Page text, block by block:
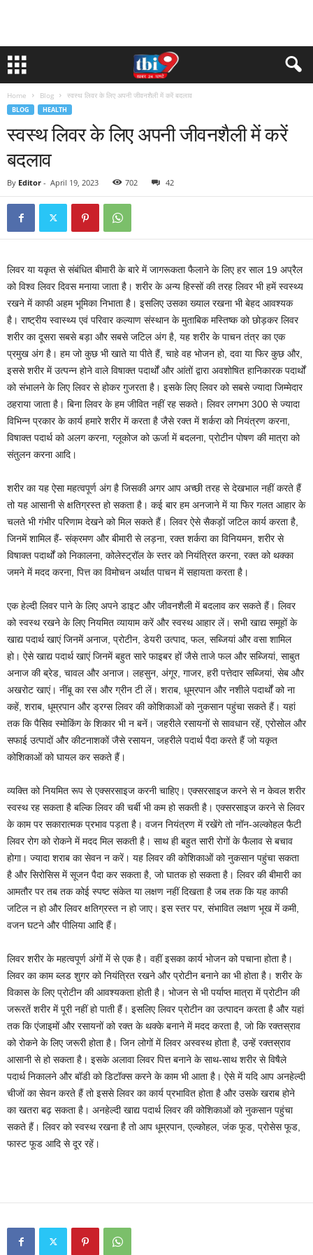
Home Blog स्वस्थ लिवर के लिए अपनी जीवनशैली में करें बदलाव
BLOG HEALTH
स्वस्थ लिवर के लिए अपनी जीवनशैली में करें
बदलाव
By Editor - April 19, 2023 702 42
लिवर या यकृत से संबंधित बीमारी के बारे में जागरूकता फैलाने के लिए हर साल 19 अप्रैल
को विश्व लिवर दिवस मनाया जाता है। शरीर के अन्य हिस्सों की तरह लिवर भी हमें स्वस्थ्य
रखने में काफी अहम भूमिका निभाता है। इसलिए उसका ख्याल रखना भी बेहद आवश्यक
है। राष्ट्रीय स्वास्थ्य एवं परिवार कल्याण संस्थान के मुताबिक मस्तिष्क को छोड़कर लिवर
शरीर का दूसरा सबसे बड़ा और सबसे जटिल अंग है, यह शरीर के पाचन तंत्र का एक
प्रमुख अंग है। हम जो कुछ भी खाते या पीते हैं, चाहे वह भोजन हो, दवा या फिर कुछ और,
इससे शरीर में उत्पन्न होने वाले विषाक्त पदार्थों और आंतों द्वारा अवशोषित हानिकारक पदार्थों
को संभालने के लिए लिवर से होकर गुजरता है। इसके लिए लिवर को सबसे ज्यादा जिम्मेदार
ठहराया जाता है। बिना लिवर के हम जीवित नहीं रह सकते। लिवर लगभग 300 से ज्यादा
विभिन्न प्रकार के कार्य हमारे शरीर में करता है जैसे रक्त में शर्करा को नियंत्रण करना,
विषाक्त पदार्थ को अलग करना, ग्लूकोज को ऊर्जा में बदलना, प्रोटीन पोषण की मात्रा को
संतुलन करना आदि।
शरीर का यह ऐसा महत्वपूर्ण अंग है जिसकी अगर आप अच्छी तरह से देखभाल नहीं करते हैं
तो यह आसानी से क्षतिग्रस्त हो सकता है। कई बार हम अनजाने में या फिर गलत आहार के
चलते भी गंभीर परिणाम देखने को मिल सकते हैं। लिवर ऐसे सैकड़ों जटिल कार्य करता है,
जिनमें शामिल हैं- संक्रमण और बीमारी से लड़ना, रक्त शर्करा का विनियमन, शरीर से
विषाक्त पदार्थों को निकालना, कोलेस्ट्रॉल के स्तर को नियंत्रित करना, रक्त को थक्का
जमने में मदद करना, पित्त का विमोचन अर्थात पाचन में सहायता करता है।
एक हेल्दी लिवर पाने के लिए अपने डाइट और जीवनशैली में बदलाव कर सकते हैं। लिवर
को स्वस्थ रखने के लिए नियमित व्यायाम करें और स्वस्थ आहार लें। सभी खाद्य समूहों के
खाद्य पदार्थ खाएं जिनमें अनाज, प्रोटीन, डेयरी उत्पाद, फल, सब्जियां और वसा शामिल
हो। ऐसे खाद्य पदार्थ खाएं जिनमें बहुत सारे फाइबर हों जैसे ताजे फल और सब्जियां, साबुत
अनाज की ब्रेड, चावल और अनाज। लहसुन, अंगूर, गाजर, हरी पत्तेदार सब्जियां, सेब और
अखरोट खाएं। नींबू का रस और ग्रीन टी लें। शराब, धूम्रपान और नशीले पदार्थों को ना
कहें, शराब, धूम्रपान और ड्रग्स लिवर की कोशिकाओं को नुकसान पहुंचा सकते हैं। यहां
तक कि पैसिव स्मोकिंग के शिकार भी न बनें। जहरीले रसायनों से सावधान रहें, एरोसोल और
सफाई उत्पादों और कीटनाशकों जैसे रसायन, जहरीले पदार्थ पैदा करते हैं जो यकृत
कोशिकाओं को घायल कर सकते हैं।
व्यक्ति को नियमित रूप से एक्सरसाइज करनी चाहिए। एक्सरसाइज करने से न केवल शरीर
स्वस्थ रह सकता है बल्कि लिवर की चर्बी भी कम हो सकती है। एक्सरसाइज करने से लिवर
के काम पर सकारात्मक प्रभाव पड़ता है। वजन नियंत्रण में रखेंगे तो नॉन-अल्कोहल फैटी
लिवर रोग को रोकने में मदद मिल सकती है। साथ ही बहुत सारी रोगों के फैलाव से बचाव
होगा। ज्यादा शराब का सेवन न करें। यह लिवर की कोशिकाओं को नुकसान पहुंचा सकता
है और सिरोसिस में सूजन पैदा कर सकता है, जो घातक हो सकता है। लिवर की बीमारी का
आमतौर पर तब तक कोई स्पष्ट संकेत या लक्षण नहीं दिखता है जब तक कि यह काफी
जटिल न हो और लिवर क्षतिग्रस्त न हो जाए। इस स्तर पर, संभावित लक्षण भूख में कमी,
वजन घटने और पीलिया आदि हैं।
लिवर शरीर के महत्वपूर्ण अंगों में से एक है। वहीं इसका कार्य भोजन को पचाना होता है।
लिवर का काम ब्लड शुगर को नियंत्रित रखने और प्रोटीन बनाने का भी होता है। शरीर के
विकास के लिए प्रोटीन की आवश्यकता होती है। भोजन से भी पर्याप्त मात्रा में प्रोटीन की
जरूरतें शरीर में पूरी नहीं हो पाती हैं। इसलिए लिवर प्रोटीन का उत्पादन करता है और यहां
तक कि एंजाइमों और रसायनों को रक्त के थक्के बनाने में मदद करता है, जो कि रक्तस्राव
को रोकने के लिए जरूरी होता है। जिन लोगों में लिवर अस्वस्थ होता है, उन्हें रक्तस्राव
आसानी से हो सकता है। इसके अलावा लिवर पित्त बनाने के साथ-साथ शरीर से विषैले
पदार्थ निकालने और बॉडी को डिटॉक्स करने के काम भी आता है। ऐसे में यदि आप अनहेल्दी
चीजों का सेवन करते हैं तो इससे लिवर का कार्य प्रभावित होता है और उसके खराब होने
का खतरा बढ़ सकता है। अनहेल्दी खाद्य पदार्थ लिवर की कोशिकाओं को नुकसान पहुंचा
सकते हैं। लिवर को स्वस्थ रखना है तो आप धूम्रपान, एल्कोहल, जंक फूड, प्रोसेस फूड,
फास्ट फूड आदि से दूर रहें।